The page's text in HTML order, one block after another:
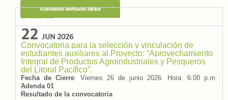
Autorización verificación delitos
Estudiantes
22 JUN 2026
Convocatoria para la selección y vinculación de
estudiantes auxiliares al Proyecto: “Aprovechamiento
Integral de Productos Agroindustriales y Pesqueros
del Litoral Pacífico”.
Fecha de Cierre: Viernes 26 de junio 2026. Hora: 6:00 p.m.
Adenda 01
Resultado de la convocatoria